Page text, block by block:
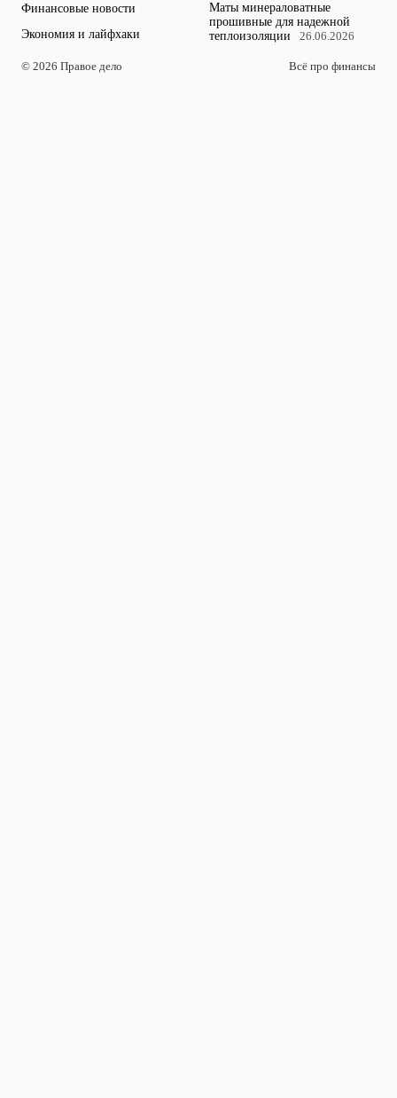
Финансовые новости
Экономия и лайфхаки
Маты минераловатные
прошивные для надежной
теплоизоляции
26.06.2026
© 2026 Правое дело Всё про финансы